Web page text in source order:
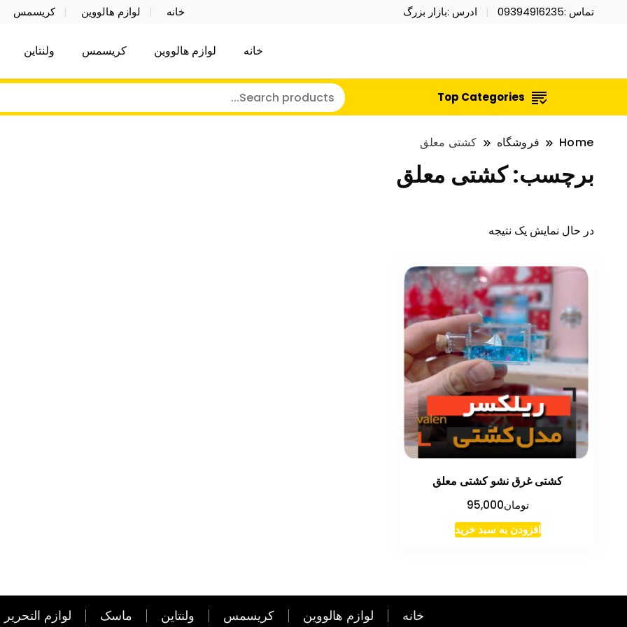
تماس :09394916235 ادرس :بازار بزرگ خانه لوازم هالووین کریسمس
نایکر توی فروش عمده لوازم هالووین ولن تاین کادویی کریسمس اکسسوری
خرید محصولات خاص فیجت اسباب بازی تراول ماگ نایکر توی فروش عمده لوازم هالووین ولن تاین کادویی
خانه لوازم هالووین کریسمس ولنتاین
Top Categories
Home فروشگاه کشتی معلق
برچسب:کشتی معلق
در حال نمایش یک نتیجه
کشتی غرق نشو کشتی معلق
تومان95,000
افزودن به سبد خرید
خانه لوازم هالووین کریسمس ولنتاین ماسک لوازم التحریر